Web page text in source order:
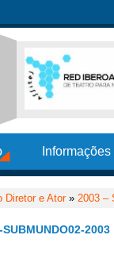
Diretor e Ator» 2003 –
2003